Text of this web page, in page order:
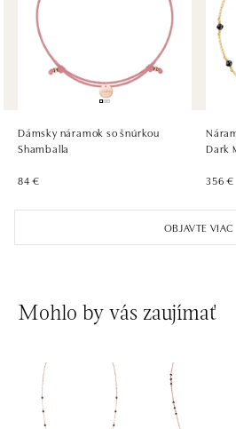
dnes otvorené do 21:00
ALOve Westfield Černý
Chlumecká 765/6, 198 19 Praha 9
dnes otvorené do 21:00
Roztylská 2321/19, 148 00 Praha 4 -
dnes otvorené do 21:00
OBJAVTE VIAC
Dámsky náramok so šnúrkou
Shamballa
84 €
Dark
356 €
Mohlo by vás zaujímať